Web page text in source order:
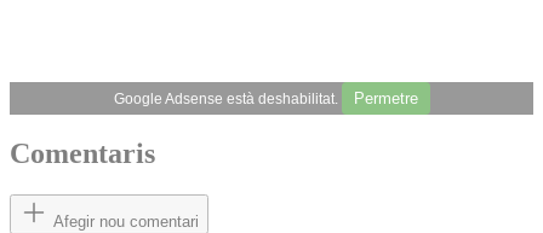
Google Adsense està deshabilitat. Permetre
Comentaris
Afegir nou comentari